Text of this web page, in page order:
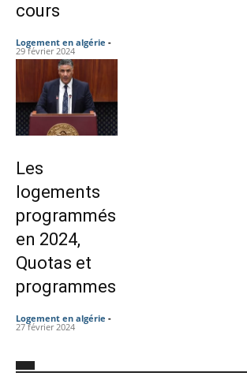
cours
Logement en algérie -
29 février 2024
Les
logements
programmés
en 2024,
Quotas et
programmes
Logement en algérie -
27 février 2024